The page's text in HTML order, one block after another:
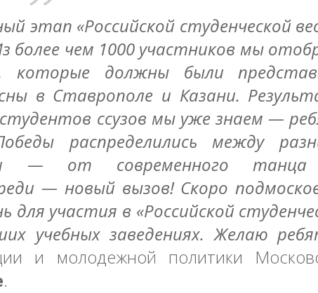
этап «Российской студенческой
более чем 1000 участников мы
которые должны были
в Ставрополе и Казани.
студентов ссузов мы уже знаем —
распределились между
— от современного
— новый вызов! Скоро
для участия в «Российской
учебных заведениях. Желаю
и молодежной политики
.